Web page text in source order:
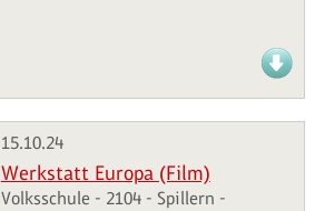
15.10.24
Werkstatt Europa (Film)
Volksschule - 2104 - Spillern -